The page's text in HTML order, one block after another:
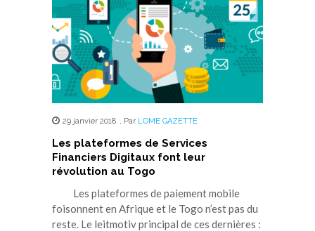
29 janvier 2018 , Par LOME GAZETTE
Les plateformes de Services
Financiers Digitaux font leur
révolution au Togo
Les plateformes de paiement mobile
foisonnent en Afrique et le Togo n’est pas du
reste. Le leitmotiv principal de ces dernières :